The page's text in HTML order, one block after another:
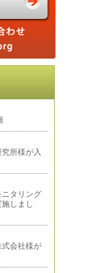
所様が入
ニタリング
しまし
会社様が